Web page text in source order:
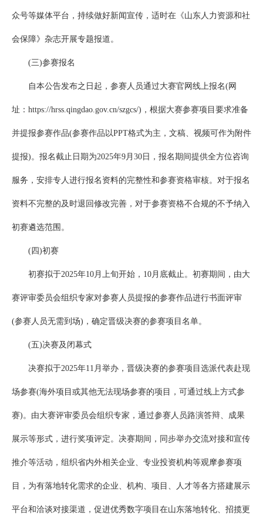
众号等媒体平台，持续做好新闻宣传，适时在《山东人力资源和社
会保障》杂志开展专题报道。
(三)参赛报名
自本公告发布之日起，参赛人员通过大赛官网线上报名(网
址：https://hrss.qingdao.gov.cn/szgcs/)，根据大赛参赛项目要求准备
并提报参赛作品(参赛作品以PPT格式为主，文稿、视频可作为附件
提报)。报名截止日期为2025年9月30日，报名期间提供全方位咨询
服务，安排专人进行报名资料的完整性和参赛资格审核。对于报名
资料不完整的及时退回修改完善，对于参赛资格不合规的不予纳入
初赛遴选范围。
(四)初赛
初赛拟于2025年10月上旬开始，10月底截止。初赛期间，由大
赛评审委员会组织专家对参赛人员提报的参赛作品进行书面评审
(参赛人员无需到场)，确定晋级决赛的参赛项目名单。
(五)决赛及闭幕式
决赛拟于2025年11月举办，晋级决赛的参赛项目选派代表赴现
场参赛(海外项目或其他无法现场参赛的项目，可通过线上方式参
赛)。由大赛评审委员会组织专家，通过参赛人员路演答辩、成果
展示等形式，进行奖项评定。决赛期间，同步举办交流对接和宣传
推介等活动，组织省内外相关企业、专业投资机构等观摩参赛项
目，为有落地转化需求的企业、机构、项目、人才等各方搭建展示
平台和洽谈对接渠道，促进优秀数字项目在山东落地转化、招揽更